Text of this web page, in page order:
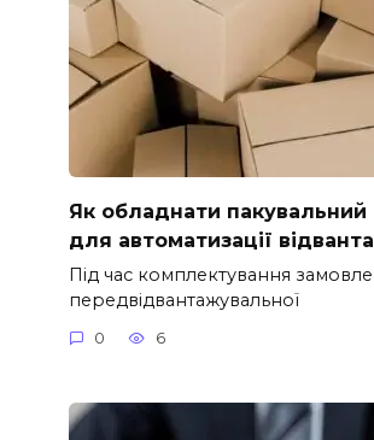
Як обладнати пакувальний
для автоматизації
Під час комплектування
передвідвантажувальної
0 6